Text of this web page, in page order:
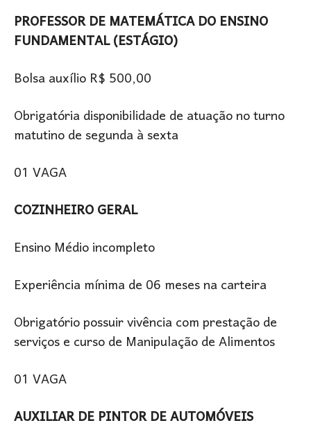
PROFESSOR DE MATEMÁTICA DO ENSINO
FUNDAMENTAL (ESTÁGIO)
Bolsa auxílio R$ 500,00
Obrigatória disponibilidade de atuação no turno
matutino de segunda à sexta
01 VAGA
COZINHEIRO GERAL
Ensino Médio incompleto
Experiência mínima de 06 meses na carteira
Obrigatório possuir vivência com prestação de
serviços e curso de Manipulação de Alimentos
01 VAGA
AUXILIAR DE PINTOR DE AUTOMÓVEIS